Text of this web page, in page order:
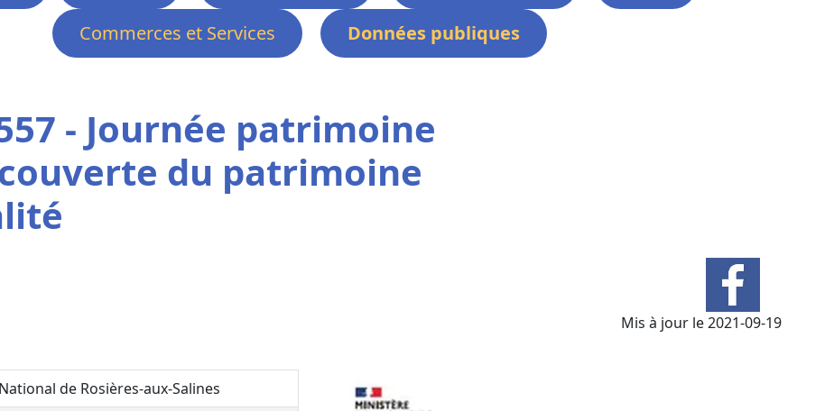
Commerces et Services
Données publiques
- Journée patrimoine
du patrimoine
Mis à jour le 2021-09-19
de Rosières-aux-Salines